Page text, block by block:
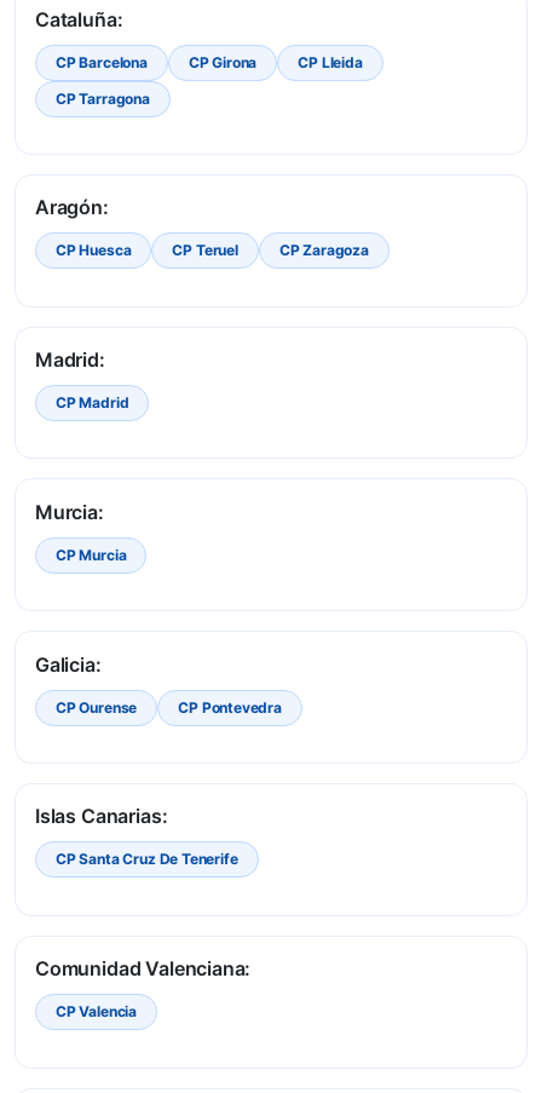
Cataluña:
CP Barcelona CP Girona
CP Lleida
CP Tarragona
Aragón:
CP Huesca CP Teruel CP Zaragoza
Madrid:
CP Madrid
Murcia:
CP Murcia
Galicia:
CP Ourense CP Pontevedra
Islas Canarias:
CP Santa Cruz De Tenerife
Comunidad Valenciana:
CP Valencia